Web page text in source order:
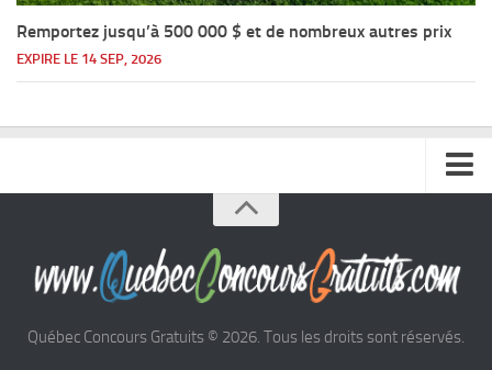
Remportez jusqu’à 500 000 $ et de nombreux autres prix
EXPIRE LE 14 SEP, 2026
Argent
Voyages
Québec Concours Gratuits © 2026. Tous les droits sont réservés.